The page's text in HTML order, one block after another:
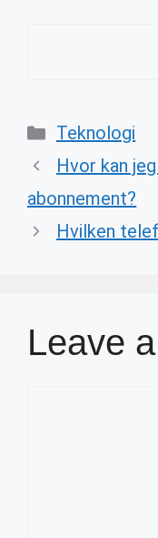
Categories
Teknologi
Hvor kan
abonnement?
Hvilken
Leave